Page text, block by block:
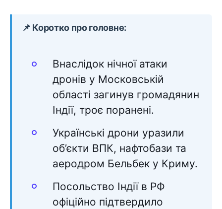
📌 Коротко про головне:
Внаслідок нічної атаки
дронів у Московській
області загинув громадянин
Індії, троє поранені.
Українські дрони уразили
об’єкти ВПК, нафтобази та
аеродром Бельбек у Криму.
Посольство Індії в РФ
офіційно підтвердило